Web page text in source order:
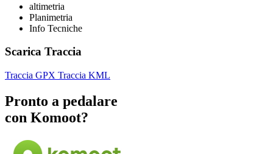
altimetria
Planimetria
Info Tecniche
Scarica Traccia
Traccia GPX Traccia KML
Pronto a pedalare
con Komoot?